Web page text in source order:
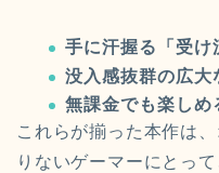
手に汗握る「受け
没入感抜群の広大
無課金でも楽しめ
これらが揃った本作は
りないゲーマーにとっ